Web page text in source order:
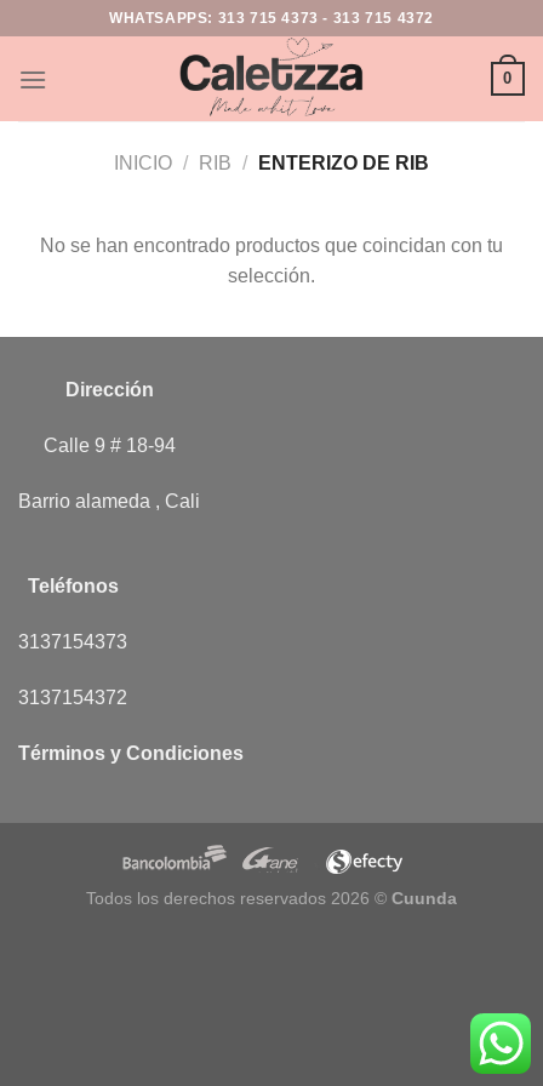
WHATSAPPS: 313 715 4373 - 313 715 4372
0
INICIO / RIB / ENTERIZO DE RIB
No se han encontrado productos que coincidan con tu
selección.
Dirección
Calle 9 # 18-94
Barrio alameda , Cali
Teléfonos
3137154373
3137154372
Términos y Condiciones
Todos los derechos reservados 2026 © Cuunda